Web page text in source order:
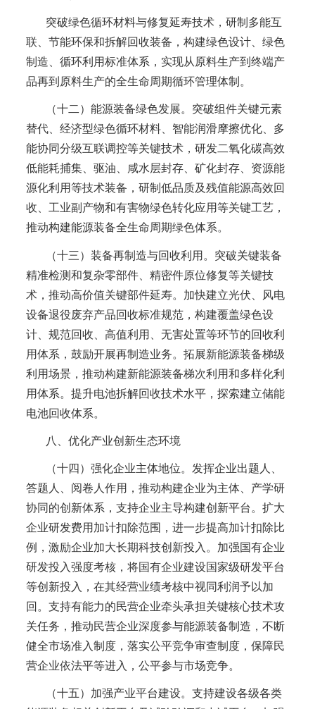
突破绿色循环材料与修复延寿技术，研制多能互
联、节能环保和拆解回收装备，构建绿色设计、绿色
制造、循环利用标准体系，实现从原料生产到终端产
品再到原料生产的全生命周期循环管理体制。
（十二）能源装备绿色发展。突破组件关键元素
替代、经济型绿色循环材料、智能润滑摩擦优化、多
能协同分级互联调控等关键技术，研发二氧化碳高效
低能耗捕集、驱油、咸水层封存、矿化封存、资源能
源化利用等技术装备，研制低品质及残值能源高效回
收、工业副产物和有害物绿色转化应用等关键工艺，
推动构建能源装备全生命周期绿色体系。
（十三）装备再制造与回收利用。突破关键装备
精准检测和复杂零部件、精密件原位修复等关键技
术，推动高价值关键部件延寿。加快建立光伏、风电
设备退役废弃产品回收标准规范，构建覆盖绿色设
计、规范回收、高值利用、无害处置等环节的回收利
用体系，鼓励开展再制造业务。拓展新能源装备梯级
利用场景，推动构建新能源装备梯次利用和多样化利
用体系。提升电池拆解回收技术水平，探索建立储能
电池回收体系。
八、优化产业创新生态环境
（十四）强化企业主体地位。发挥企业出题人、
答题人、阅卷人作用，推动构建企业为主体、产学研
协同的创新体系，支持企业主导构建创新平台。扩大
企业研发费用加计扣除范围，进一步提高加计扣除比
例，激励企业加大长期科技创新投入。加强国有企业
研发投入强度考核，将国有企业建设国家级研发平台
等创新投入，在其经营业绩考核中视同利润予以加
回。支持有能力的民营企业牵头承担关键核心技术攻
关任务，推动民营企业深度参与能源装备制造，不断
健全市场准入制度，落实公平竞争审查制度，保障民
营企业依法平等进入，公平参与市场竞争。
（十五）加强产业平台建设。支持建设各级各类